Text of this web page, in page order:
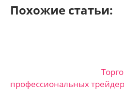
Похожие статьи:
профессиональных